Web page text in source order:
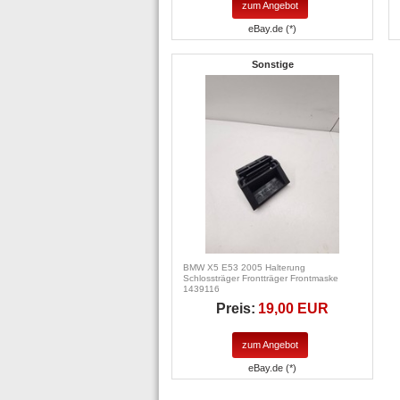
zum Angebot
eBay.de (*)
Sonstige
BMW X5 E53 2005 Halterung
Schlossträger Frontträger Frontmaske
1439116
Preis: 19,00 EUR
zum Angebot
eBay.de (*)